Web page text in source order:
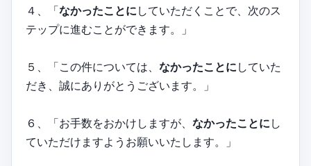
４、「なかったことに していただくことで、次のス
テップに進むことができます。」
５、「この件については、 なかったことに していた
だき、誠にありがとうございます。」
６、「お手数をおかけしますが、 なかったことに し
ていただけますようお願いいたします。」